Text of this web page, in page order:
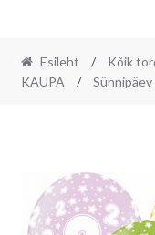
Esileht /
Kõik
KAUPA
/ Sünnipäev